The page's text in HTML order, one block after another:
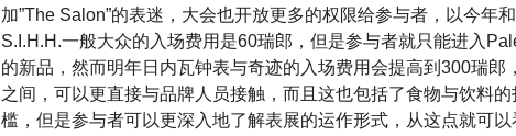
加”The Salon”的表迷，大会也开放更多的权限给参与者，以今年
S.I.H.H.一般大众的入场费用是60瑞郎，但是参与者就只能进入
的新品，然而明年日内瓦钟表与奇迹的入场费用会提高到300瑞
之间，可以更直接与品牌人员接触，而且这也包括了食物与饮料
槛，但是参与者可以更深入地了解表展的运作形式，从这点就可